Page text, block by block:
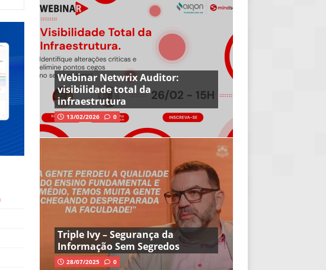
Webinar Netwrix Auditor:
visibilidade total da
infraestrutura
13/02/2026 0
Triple Ivy – Segurança da
Informação Sem Segredos
28/07/2025 0